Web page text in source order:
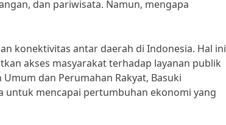
dan pariwisata. Namun, mengapa
konektivitas antar daerah di Indonesia. Hal ini
akses masyarakat terhadap layanan publik
dan Perumahan Rakyat, Basuki
mencapai pertumbuhan ekonomi yang